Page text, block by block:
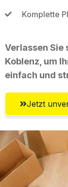
Komplette
Verlassen Sie
Koblenz, um
einfach und
Jetzt